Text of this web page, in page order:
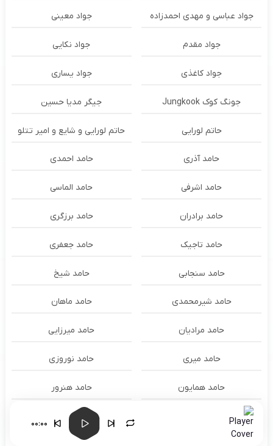
جواد عباسی و مهدی احمدزاده جواد معینی
جواد مقدم جواد نکایی
جواد کاغذی جواد یساری
جونگ کوک Jungkook جیگر مدیا حسین
حاتم لورایی حاتم لورایی و شایع و امیر تتلو
حامد آذری حامد احمدی
حامد اشرفی حامد الماسی
حامد برادران حامد برزگری
حامد تاجیک حامد جعفری
حامد سنجابی حامد شیخ
حامد شیرمحمدی حامد ماهان
حامد مرادیان حامد میرزایی
حامد میری حامد نوروزی
حامد همایون حامد هنرور
حامد یوسفی
00:00